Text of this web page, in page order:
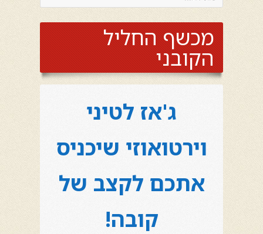
מכשף החליל
הקובני
ג'אז לטיני
וירטואוזי שיכניס
אתכם לקצב של
קובה!